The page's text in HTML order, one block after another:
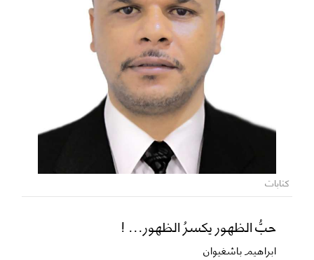
كتابات
حبُّ الظهور يكسرُ الظهور... !
ابراهيم باشغيوان